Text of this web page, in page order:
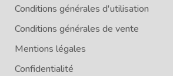
Conditions générales d'utilisation
Conditions générales de vente
Mentions légales
Confidentialité